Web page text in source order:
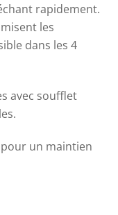
rapidement.
les
dans les 4
avec soufflet
un maintien